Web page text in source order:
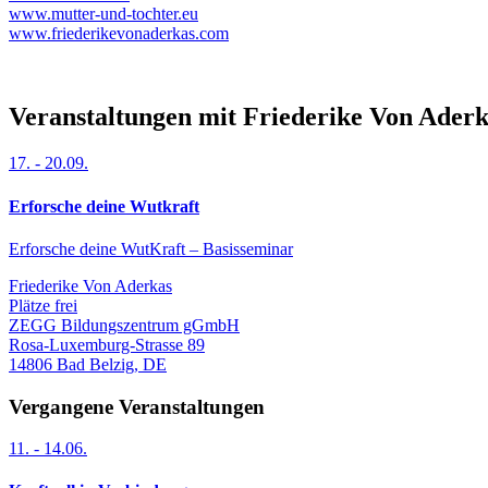
www.mutter-und-tochter.eu
www.friederikevonaderkas.com
Veranstaltungen mit Friederike Von
17. - 20.09.
Erforsche deine Wutkraft
Erforsche deine WutKraft – Basisseminar
Friederike Von Aderkas
Plätze frei
ZEGG Bildungszentrum gGmbH
Rosa-Luxemburg-Strasse 89
14806 Bad Belzig, DE
Vergangene Veranstaltungen
11. - 14.06.